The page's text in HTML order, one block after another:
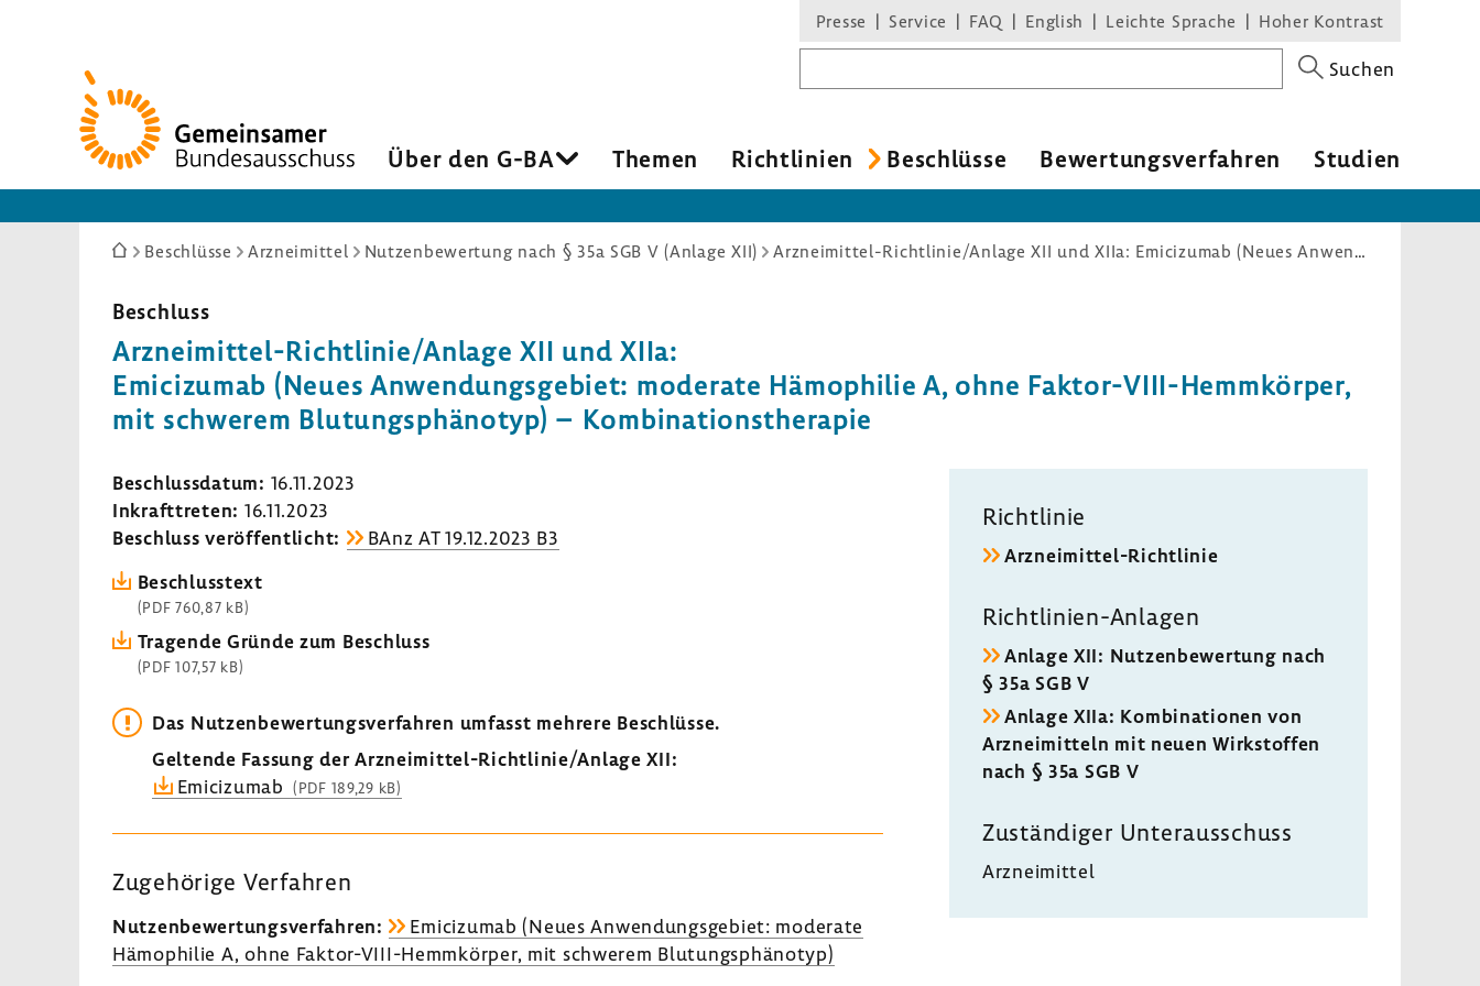
Zur
Startseite
Presse Service FAQ English Leichte Sprache Hoher Kontrast
Suchen
Über den G-BA Themen Richt­li­nien Beschlüsse Bewer­tungs­ver­fahren Studien
Sie
hier:
Beschlüsse Arzneimittel Nutzenbewertung nach § 35a SGB V (Anlage XII) Arzneimittel-Richtlinie/Anlage XII und XIIa: Emicizumab (Neues Anwendungsgebiet: moderate Hämophilie A, ohne Faktor-VIII-Hemmkörper, mit schwerem Blutungsphänotyp) – Kombinationstherapie
Beschluss
Arzneimittel-​Richtlinie/Anlage XII und XIIa:
Emici­zumab (Neues Anwen­dungs­ge­biet: mode­rate Hämo­philie A, ohne Faktor-​VIII-Hemmkörper,
mit schwerem Blutungs­phä­notyp) – Kombi­na­ti­ons­the­rapie
Beschluss­datum: 16.11.2023
Inkraft­treten: 16.11.2023
Beschluss veröf­fent­licht:
BAnz AT 19.12.2023 B3
Beschluss­text
(PDF 760,87 kB)
Tragende Gründe zum Beschluss
(PDF 107,57 kB)
Das Nutzen­be­wer­tungs­ver­fahren umfasst mehrere Beschlüsse.
Geltende Fassung der Arzneimittel-​Richtlinie/Anlage XII:
Emici­zumab (PDF 189,29 kB)
Zuge­hö­rige Verfahren
Nutzen­be­wer­tungs­ver­fahren:
Emici­zumab (Neues Anwen­dungs­ge­biet: mode­rate
Hämo­philie A, ohne Faktor-​VIII-Hemmkörper, mit schwerem Blutungs­phä­notyp)
Richt­linie
Arzneimittel-​Richtlinie
Richtlinien-​Anlagen
Anlage XII: Nutzen­be­wer­tung nach
§ 35a SGB V
Anlage XIIa: Kombi­na­tionen von
Arznei­mit­teln mit neuen Wirk­stoffen
nach § 35a SGB V
Zustän­diger Unter­aus­schuss
Arznei­mittel